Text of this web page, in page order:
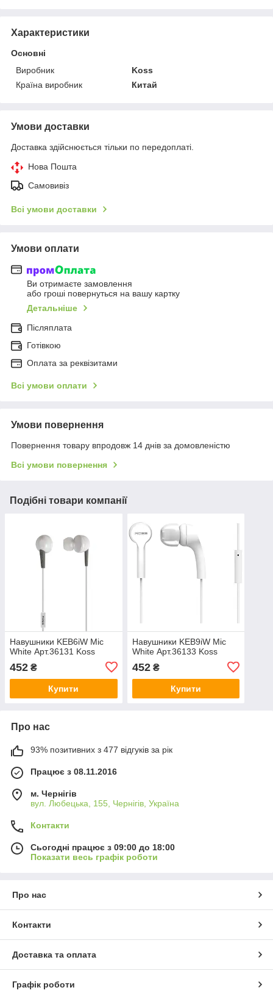
Характеристики
Основні
Виробник
Koss
Країна виробник
Китай
Умови доставки
Доставка здійснюється тільки по передоплаті.
Нова Пошта
Самовивіз
Всі умови доставки
Умови оплати
Ви отримаєте замовлення
або гроші повернуться на вашу картку
Детальніше
Післяплата
Готівкою
Оплата за реквізитами
Всі умови оплати
Умови повернення
Повернення товару впродовж 14 днів за домовленістю
Всі умови повернення
Подібні товари компанії
Навушники KEB6iW Mic
White Арт.36131 Koss
452 ₴
Купити
Навушники KEB9iW Mic
White Арт.36133 Koss
452₴
Купити
Про нас
93% позитивних з 477 відгуків за рік
Працює з 08.11.2016
м. Чернігів
вул. Любецька, 155, Чернігів, Україна
Контакти
Сьогодні працює з 09:00 до 18:00
Показати весь графік роботи
Про нас
Контакти
Доставка та оплата
Графік роботи